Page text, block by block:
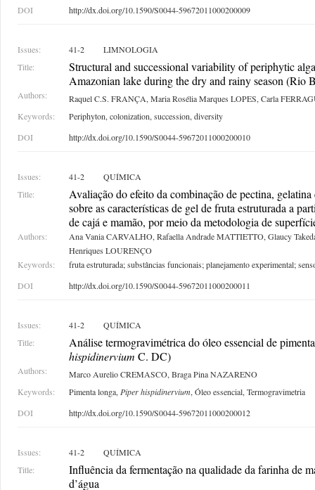
DOI
http://dx.doi.org/10.1590/S0044-59672011000200009
Issues: 41-2
LIMNOLOGIA
Title:
Structural and successional variability of periphytic
Amazonian lake during the dry and rainy season (Rio
Authors:
Raquel C.S. FRANÇA, Maria Rosélia Marques LOPES, Carla
Keywords:
Periphyton, colonization, succession, diversity
DOI
http://dx.doi.org/10.1590/S0044-59672011000200010
Issues: 41-2
QUÍMICA
Title:
Avaliação do efeito da combinação de pectina,
sobre as características de gel de fruta estruturada a
de cajá e mamão, por meio da metodologia de
Authors:
Ana Vania CARVALHO, Rafaella Andrade MATTIETTO, Glaucy
Henriques LOURENÇO
Keywords:
fruta estruturada; substâncias funcionais; planejamento experimental;
DOI
http://dx.doi.org/10.1590/S0044-59672011000200011
Issues: 41-2
QUÍMICA
Title:
Análise termogravimétrica do óleo essencial de
hispidinervium C. DC)
Authors:
Marco Aurelio CREMASCO, Braga Pina NAZARENO
Keywords:
Pimenta longa, Piper hispidinervium, Óleo essencial, Termogravimetria
DOI
http://dx.doi.org/10.1590/S0044-59672011000200012
Issues: 41-2
QUÍMICA
Title:
Influência da fermentação na qualidade da farinha de
d’água